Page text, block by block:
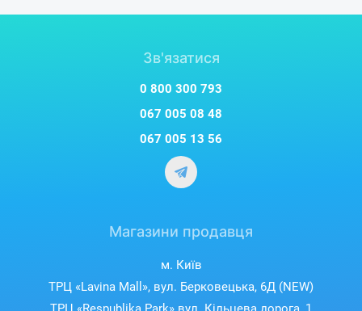
Зв'язатися
0 800 300 793
067 005 08 48
067 005 13 56
Магазини продавця
м. Київ
ТРЦ «Lavina Mall», вул. Берковецька, 6Д (NEW)